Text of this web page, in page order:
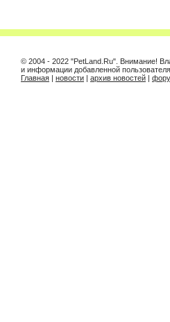
© 2004 - 2022 "PetLand.Ru". Внимание!
и информации добавленной
Главная | новости | архив новостей |